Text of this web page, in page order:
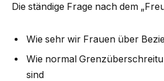
Die ständige Frage nach dem
Wie sehr wir Frauen über
Wie normal
sind